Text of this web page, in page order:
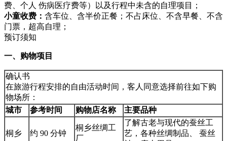
费、个人 伤病医疗费等）以及行程中未含的自理项目；
小童收费： 含车位、含半价正餐；不占床位、不含早餐、不含
门票，超高自理；
预订须知
一、购物项目
确认书
在旅游行程安排的自由活动时间，客人同意选择前往如下购
物场所：
城市
参考时间 购物店名称 主要品种
桐乡 约 90 分钟
桐乡丝绸工
厂
了解古老与现代的蚕丝工
艺，各种丝绸制品、 蚕丝